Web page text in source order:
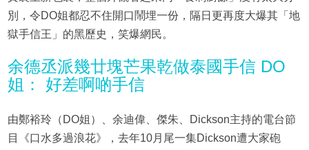
別，令DO姐都忍不住開口鬧埋一份，隔日更再度大爆其「地
獄手信王」的黑歷史，笑爆網民。
余德丞派幾廿塊芒果乾做泰國手信 DO
姐： 好差啊啲手信
由鄭裕玲（DO姐）、余迪偉、傑朱、Dickson主持的電台節
目《口水多過浪花》，去年10月尾一集Dickson遭大家砲